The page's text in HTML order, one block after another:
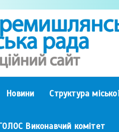
Новини Структура
Виконавчий комітет